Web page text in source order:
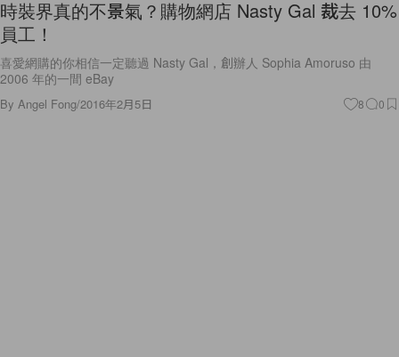
時裝界真的不景氣？購物網店 Nasty Gal 裁去 10%
員工！
喜愛網購的你相信一定聽過 Nasty Gal，創辦人 Sophia Amoruso 由
2006 年的一間 eBay
By Angel Fong/2016年2月5日 8 0